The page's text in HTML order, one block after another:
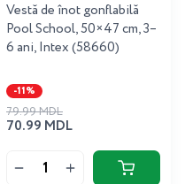
Vestă de înot gonflabilă
Pool School, 50×47 cm, 3–
6 ani, Intex (58660)
-11%
70.99 MDL
79.99 MDL